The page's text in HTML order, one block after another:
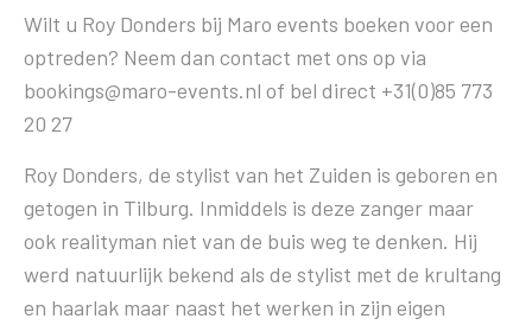
Wilt u Roy Donders bij Maro events boeken voor een
optreden? Neem dan contact met ons op via
bookings@maro-events.nl of bel direct +31(0)85 773
20 27
Roy Donders, de stylist van het Zuiden is geboren en
getogen in Tilburg. Inmiddels is deze zanger maar
ook realityman niet van de buis weg te denken. Hij
werd natuurlijk bekend als de stylist met de krultang
en haarlak maar naast het werken in zijn eigen